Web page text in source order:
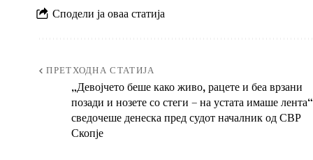
Сподели ја оваа статија
ПРЕТХОДНА СТАТИЈА
„Девојчето беше како живо, рацете и беа врзани
позади и нозете со стеги – на устата имаше
сведочеше денеска пред судот началник од СВР
Скопје